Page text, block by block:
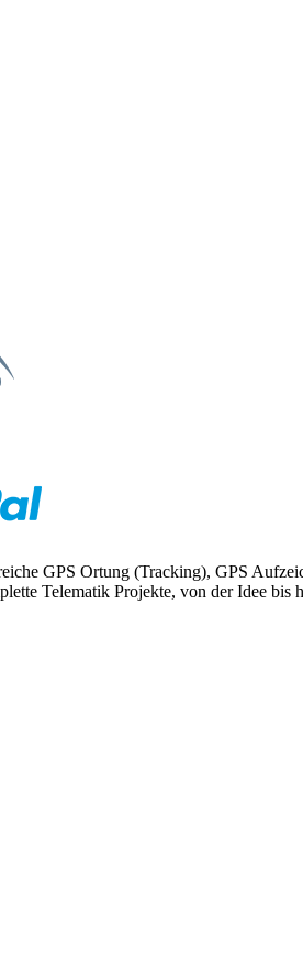
GPS Ortung (Tracking), GPS
Telematik Projekte, von der Idee bis